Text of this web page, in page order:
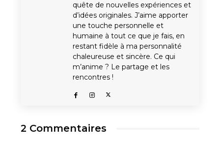
quête de nouvelles expériences et
d’idées originales. J’aime apporter
une touche personnelle et
humaine à tout ce que je fais, en
restant fidèle à ma personnalité
chaleureuse et sincère. Ce qui
m’anime ? Le partage et les
rencontres !
2 Commentaires